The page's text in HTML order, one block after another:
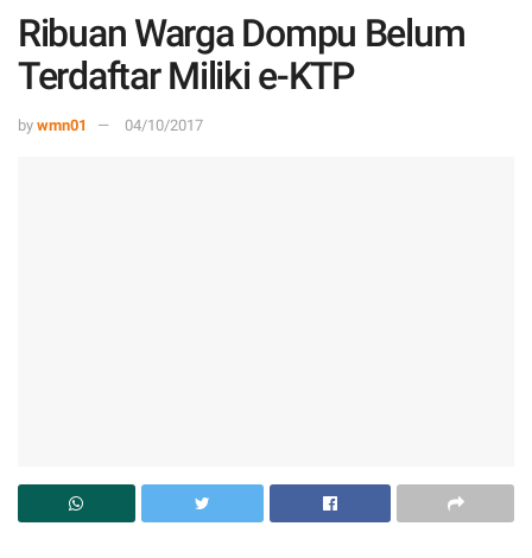
Ribuan Warga Dompu Belum
Terdaftar Miliki e-KTP
by wmn01 04/10/2017